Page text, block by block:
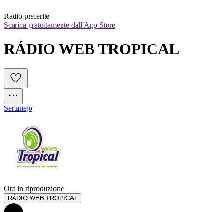
Radio preferite
Scarica gratuitamente dall'App Store
RÁDIO WEB TROPICAL
Sertanejo
Ora in riproduzione
RÁDIO WEB TROPICAL